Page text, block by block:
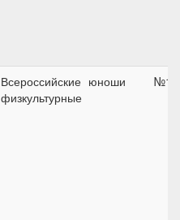
Всероссийские
физкультурные
юноши